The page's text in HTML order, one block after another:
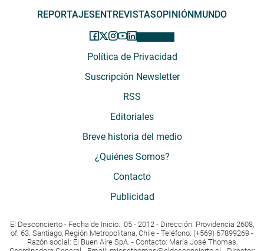
REPORTAJESENTREVISTASOPINIÓNMUNDO
Política de Privacidad
Suscripción Newsletter
RSS
Editoriales
Breve historia del medio
¿Quiénes Somos?
Contacto
Publicidad
El Desconcierto - Fecha de Inicio: 05 - 2012 - Dirección: Providencia 2608,
of. 63. Santiago, Región Metropolitana, Chile - Teléfono: (+569) 67899269 -
Razón social: El Buen Aire SpA. - Contacto: María José Thomas,